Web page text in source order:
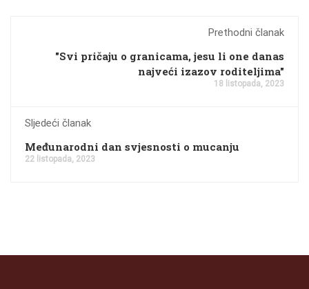
Prethodni članak
"Svi pričaju o granicama, jesu li one danas
najveći izazov roditeljima"
18 listopada, 2023
Sljedeći članak
Međunarodni dan svjesnosti o mucanju
22 listopada, 2023